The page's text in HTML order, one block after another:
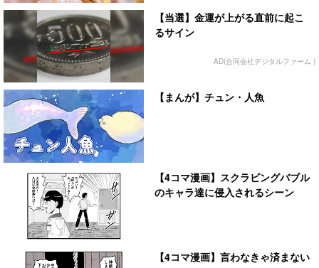
【当選】金運が上がる直前に起こ
るサイン
AD(合同会社デジタルファーム )
【まんが】チュン・人魚
【4コマ漫画】スクラビングバブル
のキャラ達に侵入されるシーン
【4コマ漫画】言わなきゃ済まない